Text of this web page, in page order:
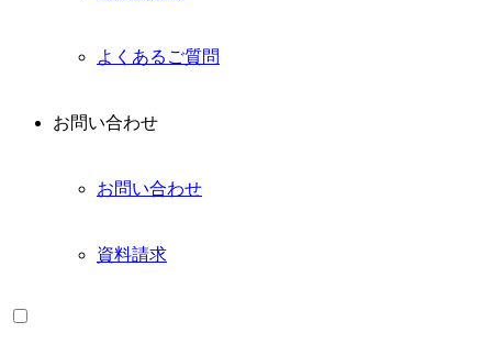
よくあるご質問
お問い合わせ
お問い合わせ
資料請求